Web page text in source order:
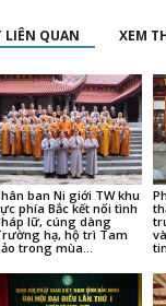
LIÊN QUAN XEM
ban Ni giới TW khu
phía Bắc kết nối tình
lữ, cúng dàng
hạ, hộ trì Tam
trong mùa...